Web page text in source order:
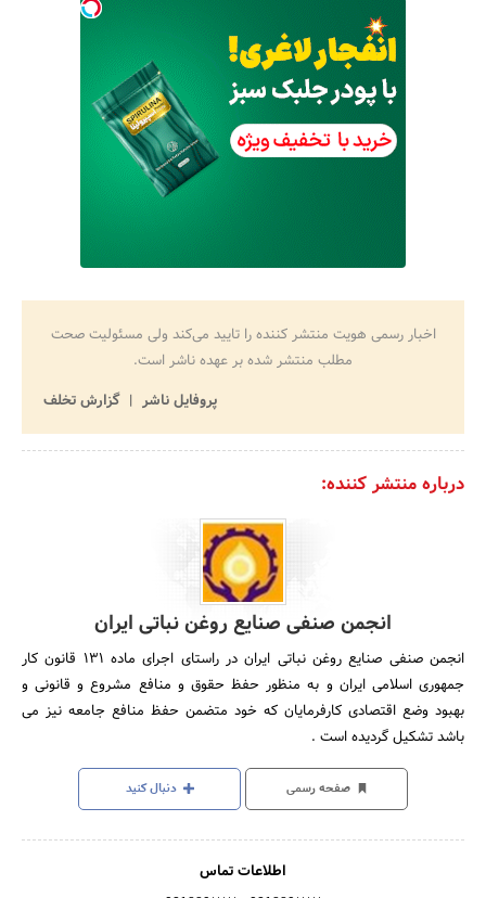
اخبار رسمی هویت منتشر کننده را تایید می‌کند ولی مسئولیت صحت
مطلب منتشر شده بر عهده ناشر است.
پروفایل ناشر
گزارش تخلف
درباره منتشر کننده:
انجمن صنفی صنایع روغن نباتی ایران
انجمن صنفی صنایع روغن نباتی ایران در راستای اجرای ماده 131 قانون کار
جمهوری اسلامی ایران و به منظور حفظ حقوق و منافع مشروع و قانونی و
بهبود وضع اقتصادی کارفرمایان که خود متضمن حفظ منافع جامعه نیز می
باشد تشکیل گردیده است .
صفحه رسمی دنبال کنید
اطلاعات تماس